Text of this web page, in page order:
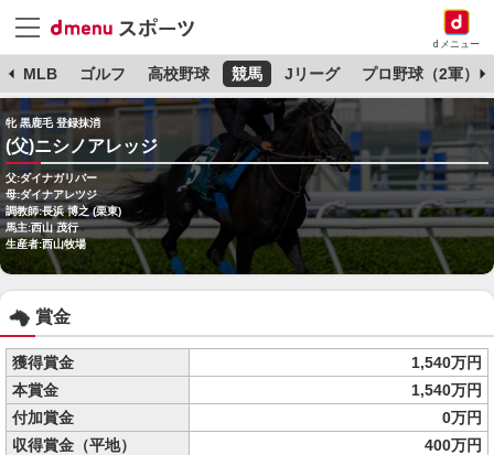
dメニュー
MLB ゴルフ 高校野球 競馬 Jリーグ プロ野球（2軍）
牝 黒鹿毛 登録抹消
(父)ニシノアレッジ
父:ダイナガリバー
母:ダイナアレツジ
調教師:長浜 博之 (栗東)
馬主:西山 茂行
生産者:西山牧場
賞金
獲得賞金
1,540万円
本賞金
1,540万円
付加賞金
0万円
収得賞金（平地）
400万円